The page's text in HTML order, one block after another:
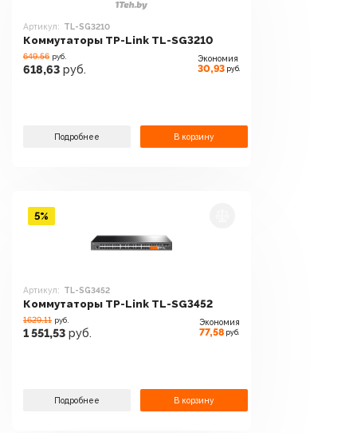
Артикул: TL-SG3210
Коммутаторы TP-Link TL-SG3210
649.56 руб.
618,63 руб.
Экономия
30,93 руб.
Подробнее В корзину
Артикул: TL-SG3452
Коммутаторы TP-Link TL-SG3452
1629.11 руб.
1 551,53 руб.
Экономия
77,58 руб.
Подробнее В корзину
5%